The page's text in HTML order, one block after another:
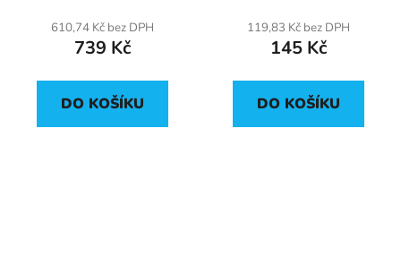
610,74 Kč bez DPH
739 Kč
DO KOŠÍKU
119,83 Kč bez DPH
145 Kč
DO KOŠÍKU